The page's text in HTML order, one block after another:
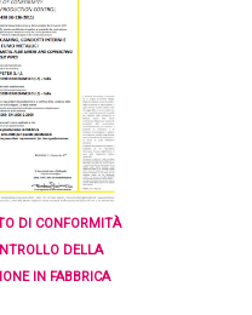
DI CONFORMITÀ
DELLA
IN FABBRICA